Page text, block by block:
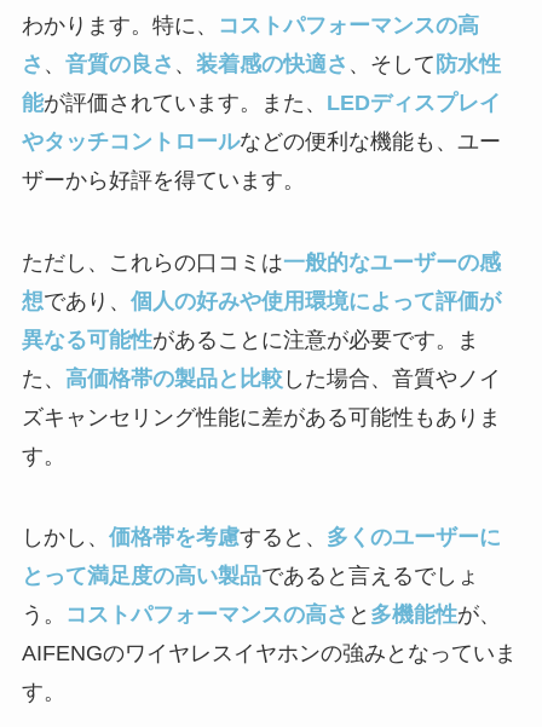
わかります。特に、
コストパフォーマンスの高
さ 、 音質の良さ 、 装着感の快適さ 、そして 防水性
能が評価されています。また、 LEDディスプレイ
やタッチコントロールなどの便利な機能も、ユー
ザーから好評を得ています。
ただし、これらの口コミは一般的なユーザーの感
想であり、 個人の好みや使用環境によって評価が
異なる可能性があることに注意が必要です。ま
た、 高価格帯の製品と比較した場合、音質やノイ
ズキャンセリング性能に差がある可能性もありま
す。
しかし、 価格帯を考慮すると、 多くのユーザーに
とって満足度の高い製品であると言えるでしょ
う。
コストパフォーマンスの高さ と 多機能性が、
AIFENGのワイヤレスイヤホンの強みとなっていま
す。